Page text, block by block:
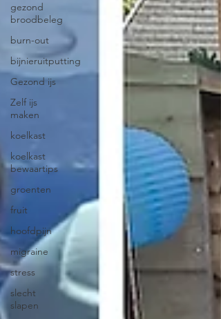
gezond
broodbeleg
burn-out
bijnieruitputting
Gezond ijs
Zelf ijs
maken
koelkast
koelkast
bewaartips
groenten
fruit
hoofdpijn
migraine
stress
slecht
slapen